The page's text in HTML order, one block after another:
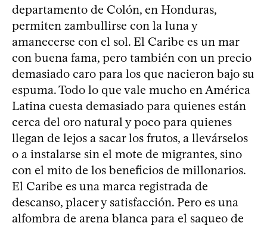
departamento de Colón, en Honduras,
permiten zambullirse con la luna y
amanecerse con el sol. El Caribe es un mar
con buena fama, pero también con un precio
demasiado caro para los que nacieron bajo su
espuma. Todo lo que vale mucho en América
Latina cuesta demasiado para quienes están
cerca del oro natural y poco para quienes
llegan de lejos a sacar los frutos, a llevárselos
o a instalarse sin el mote de migrantes, sino
con el mito de los beneficios de millonarios.
El Caribe es una marca registrada de
descanso, placer y satisfacción. Pero es una
alfombra de arena blanca para el saqueo de